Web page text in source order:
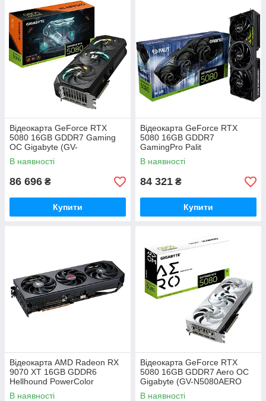
Відеокарта GeForce RTX
5080 16GB GDDR7 Gaming
OC Gigabyte (GV-
N5080GAMING OC-16GD)
В наявності
86 696 ₴
Купити
Відеокарта GeForce RTX
5080 16GB GDDR7
GamingPro Palit
(NE75080019T2-GB2031A)
В наявності
84 321 ₴
Купити
Відеокарта AMD Radeon RX
9070 XT 16GB GDDR6
Hellhound PowerColor
(RX9070XT 16G-L/OC)
В наявності
Відеокарта GeForce RTX
5080 16GB GDDR7 Aero OC
Gigabyte (GV-N5080AERO
OC-16GD)
В наявності